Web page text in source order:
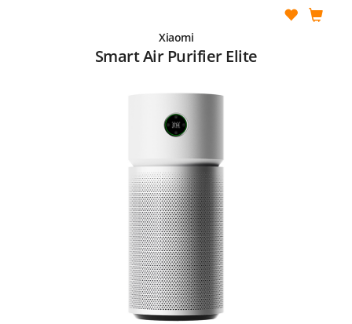
Xiaomi
Smart Air Purifier Elite